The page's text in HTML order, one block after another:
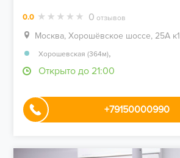
0.0 0 отзывов
Москва, Хорошёвское шоссе, 25А к1
Хорошевская (364м),
Открыто до 21:00
+79150000990